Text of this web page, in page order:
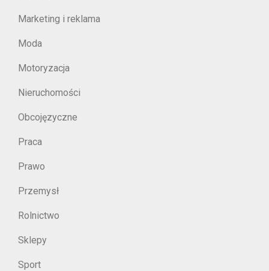
Marketing i reklama
Moda
Motoryzacja
Nieruchomości
Obcojęzyczne
Praca
Prawo
Przemysł
Rolnictwo
Sklepy
Sport